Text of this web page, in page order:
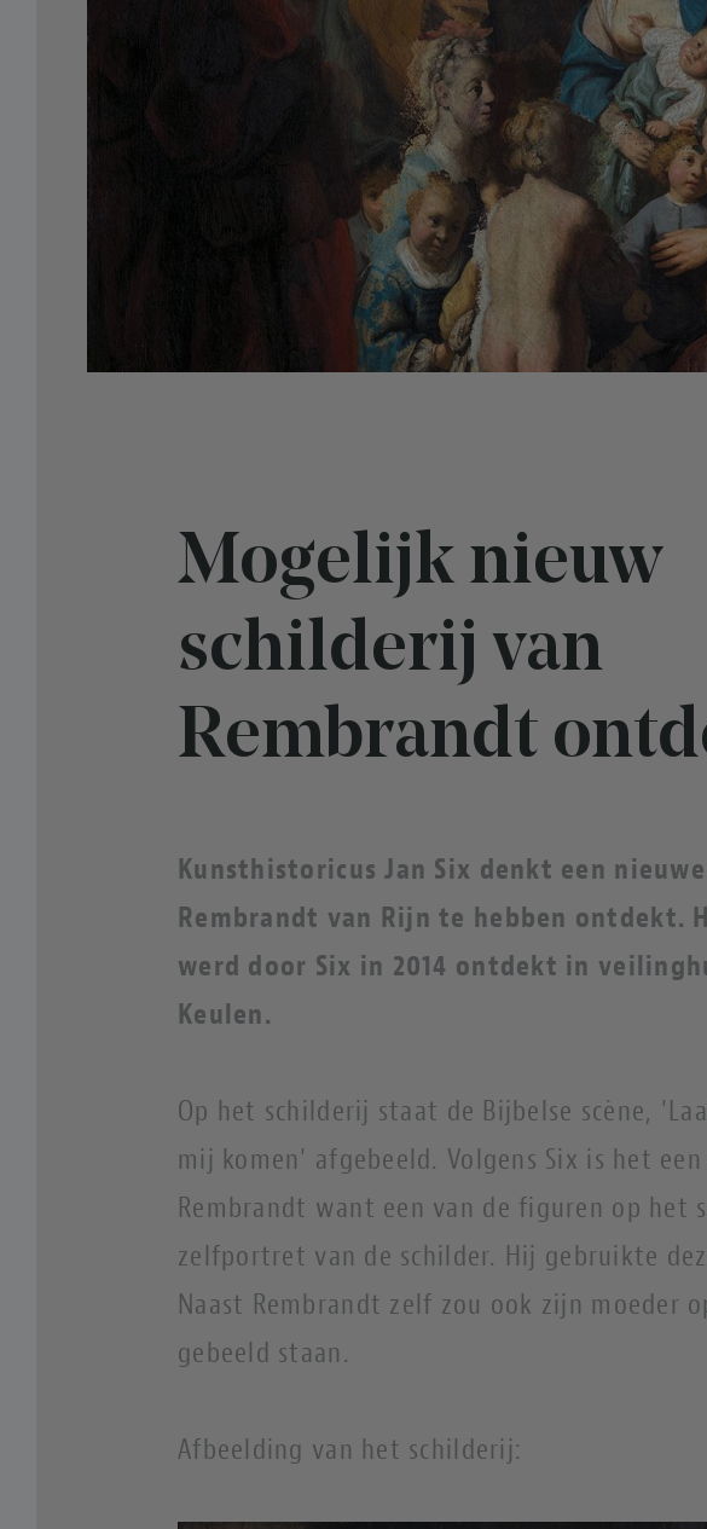
Mogelijk nieuw
schilderij van
Rembrandt
Kunsthistoricus Jan Six denkt een
Rembrandt van Rijn te hebben ontdekt.
werd door Six in 2014 ontdekt in
Keulen.
Op het schilderij staat de Bijbelse scène,
mij komen' afgebeeld. Volgens Six is het
Rembrandt want een van de figuren op het
zelfportret van de schilder. Hij gebruikte
Naast Rembrandt zelf zou ook zijn moeder
gebeeld staan.
Afbeelding van het schilderij: